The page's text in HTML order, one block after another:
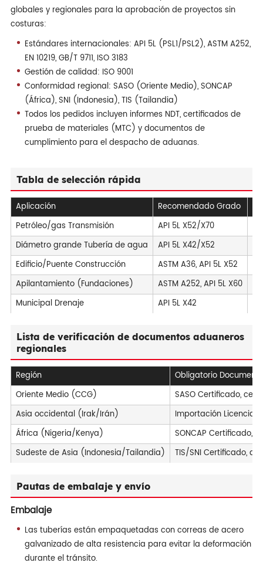
globales y regionales para la aprobación de proyectos sin
costuras:
Estándares internacionales: API 5L (PSL1/PSL2), ASTM A252,
EN 10219, GB/T 9711, ISO 3183
Gestión de calidad: ISO 9001
Conformidad regional: SASO (Oriente Medio), SONCAP
(África), SNI (Indonesia), TIS (Tailandia)
Todos los pedidos incluyen informes NDT, certificados de
prueba de materiales (MTC) y documentos de
cumplimiento para el despacho de aduanas.
Tabla de selección rápida
Aplicación Recomendado Grado
Petróleo/gas Transmisión
API 5L X52/X70
Diámetro grande Tubería de agua
API 5L X42/X52
Edificio/Puente Construcción
ASTM A36, API 5L X52
Apilantamiento (Fundaciones)
ASTM A252, API 5L X60
Municipal Drenaje
API 5L X42
Lista de verificación de documentos aduaneros
regionales
Región
Obligatorio
Oriente Medio (CCG)
SASO Certificado,
Asia occidental (Irak/Irán)
Importación Licencia,
África (Nigeria/Kenya)
SONCAP Certificado,
Sudeste de Asia (Indonesia/Tailandia)
TIS/SNI Certificado,
Pautas de embalaje y envío
Embalaje
Las tuberías están empaquetadas con correas de acero
galvanizado de alta resistencia para evitar la deformación
durante el tránsito.